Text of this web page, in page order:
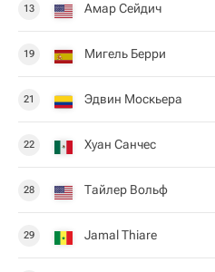
13 Амар Сейдич
19 Мигель Берри
21 Эдвин Москьера
22 Хуан Санчес
28 Тайлер Вольф
29 Jamal Thiare